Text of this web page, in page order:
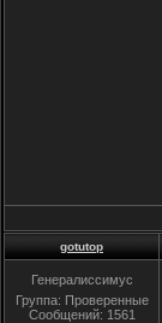
gotutop
Генералиссимус
Группа: Проверенные
Сообщений: 1561